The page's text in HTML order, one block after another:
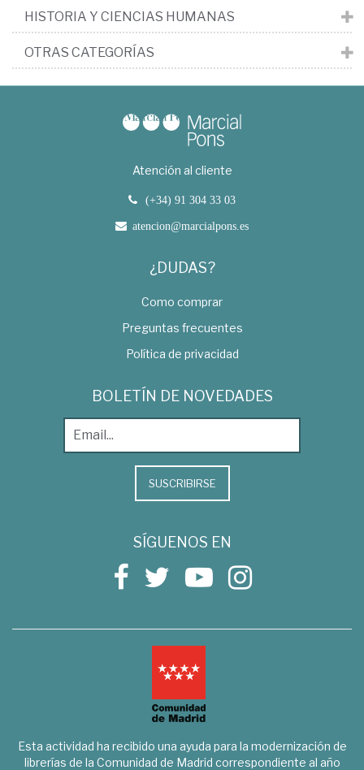
HISTORIA Y CIENCIAS HUMANAS
OTRAS CATEGORÍAS
Atención al cliente
(+34) 91 304 33 03
atencion@marcialpons.es
¿DUDAS?
Como comprar
Preguntas frecuentes
Política de privacidad
BOLETÍN DE NOVEDADES
SUSCRIBIRSE
SÍGUENOS EN
Esta actividad ha recibido una ayuda para la modernización de
librerías de la Comunidad de Madrid correspondiente al año